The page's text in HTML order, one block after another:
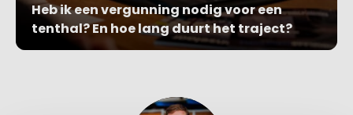
Heb ik een vergunning nodig voor een
tenthal? En hoe lang duurt het traject?